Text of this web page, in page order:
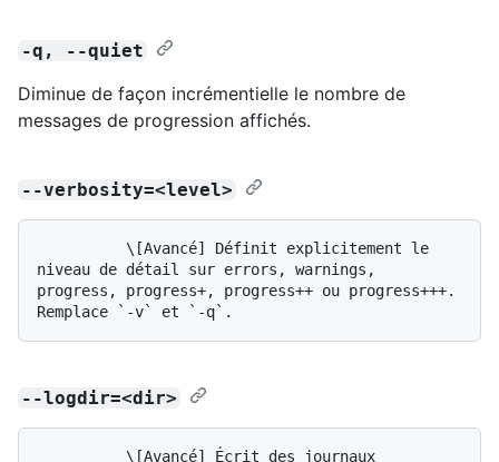
-q, --quiet
Diminue de façon incrémentielle le nombre de
messages de progression affichés.
--verbosity=<level>
niveau de détail sur errors, warnings,
progress, progress+, progress++ ou progress+++.
--logdir=<dir>